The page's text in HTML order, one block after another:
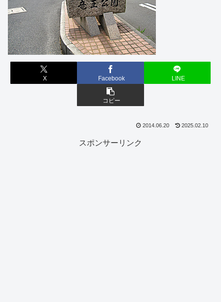
X Facebook LINE
コピー
2014.06.20 2025.02.10
スポンサーリンク